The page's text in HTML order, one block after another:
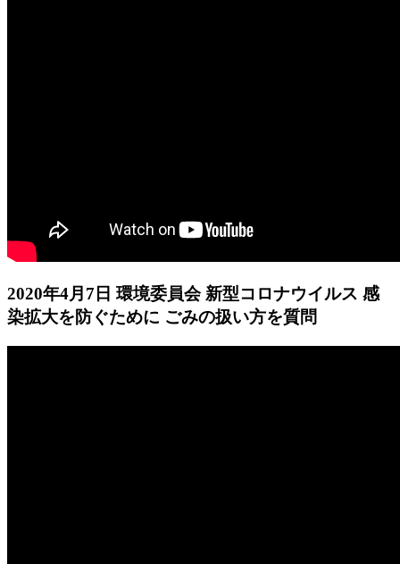
2020年4月7日 環境委員会 新型コロナウイルス 感
染拡大を防ぐために ごみの扱い方を質問